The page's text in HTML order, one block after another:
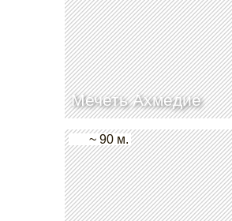
Мечеть Ахмедие
~ 90 м.